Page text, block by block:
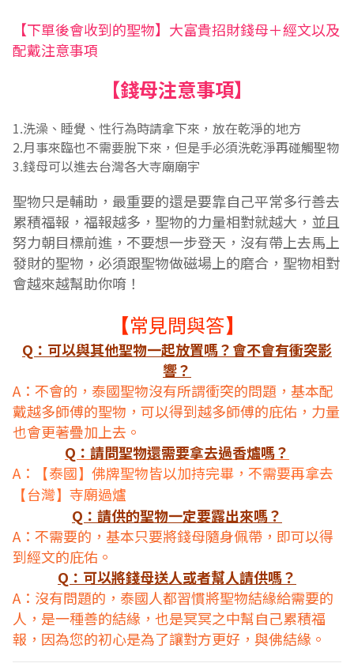
【下單後會收到的聖物】大富貴招財錢母＋經文以及
配戴注意事項
【錢母注意事項】
1.洗澡、睡覺、性行為時請拿下來，放在乾淨的地方
2.月事來臨也不需要脫下來，但是手必須洗乾淨再碰觸聖物
3.錢母可以進去台灣各大寺廟廟宇
聖物只是輔助，最重要的還是要靠自己平常多行善去
累積福報，福報越多，聖物的力量相對就越大，並且
努力朝目標前進，不要想一步登天，沒有帶上去馬上
發財的聖物，必須跟聖物做磁場上的磨合，聖物相對
會越來越幫助你唷！
【常見問與答】
Q：可以與其他聖物一起放置嗎？會不會有衝突影
響？
A：不會的，泰國聖物沒有所謂衝突的問題，基本配
戴越多師傅的聖物，可以得到越多師傅的庇佑，力量
也會更著疊加上去。
Q：請問聖物還需要拿去過香爐嗎？
A：
【泰國】 佛牌聖物皆以加持完畢，不需要再拿去
【台灣】 寺廟過爐
Q：請供的聖物一定要露出來嗎？
A：不需要的，基本只要將錢母隨身佩帶，即可以得
到經文的庇佑。
Q：可以將錢母送人或者幫人請供嗎？
A：沒有問題的，泰國人都習慣將聖物結緣給需要的
人，是一種善的結緣，也是冥冥之中幫自己累積福
報，因為您的初心是為了讓對方更好，與佛結緣。